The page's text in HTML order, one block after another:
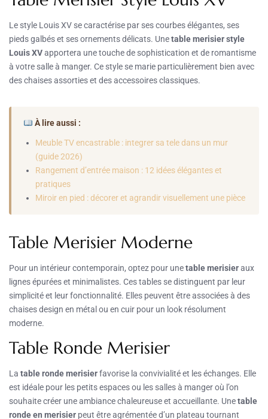
Le style Louis XV se caractérise par ses courbes élégantes, ses
pieds galbés et ses ornements délicats. Unetable merisier style
Louis XVapportera une touche de sophistication et de romantisme
à votre salle à manger. Ce style se marie particulièrement bien avec
des chaises assorties et des accessoires classiques.
À lire aussi :
Meuble TV encastrable : integrer sa tele dans un mur
(guide 2026)
Rangement d’entrée maison : 12 idées élégantes et
pratiques
Miroir en pied : décorer et agrandir visuellement une pièce
Table Merisier Moderne
Pour un intérieur contemporain, optez pour unetable merisieraux
lignes épurées et minimalistes. Ces tables se distinguent par leur
simplicité et leur fonctionnalité. Elles peuvent être associées à des
chaises design en métal ou en cuir pour un look résolument
moderne.
Table Ronde Merisier
La table ronde merisierfavorise la convivialité et les échanges. Elle
est idéale pour les petits espaces ou les salles à manger où l’on
souhaite créer une ambiance chaleureuse et accueillante. Unetable
ronde en merisier peut être agrémentée d’un plateau tournant